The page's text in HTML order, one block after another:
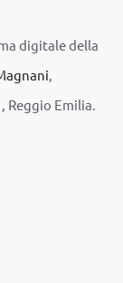
digitale della
,
Reggio Emilia.